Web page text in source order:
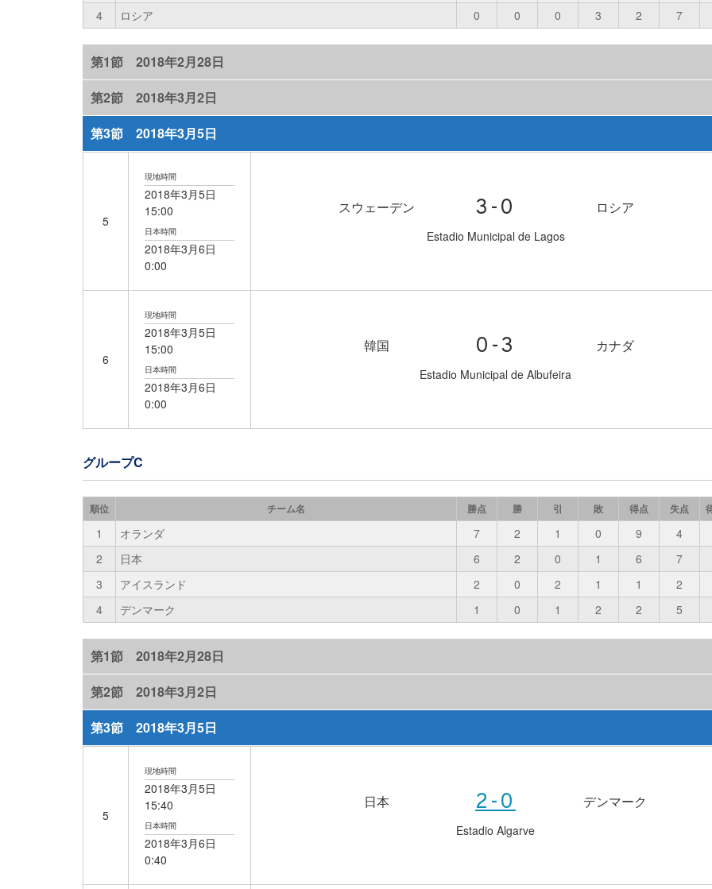
4
ロシア 0 0 0 3 2 7
第1節 2018年2月28日
第2節 2018年3月2日
第3節 2018年3月5日
5
現地時間
2018年3月5日
15:00
日本時間
2018年3月6日
0:00
スウェーデン 3-0 ロシア
Estadio Municipal de Lagos
6
現地時間
2018年3月5日
15:00
日本時間
2018年3月6日
0:00
韓国 0-3 カナダ
Estadio Municipal de Albufeira
グループC
順位 チーム名 勝点 勝 引 敗 得点 失点
1 オランダ 7 2 1 0 9 4
2
日本 6 2 0 1 6 7
3
アイスランド 2 0 2 1 1 2
4
デンマーク 1 0 1 2 2 5
第1節 2018年2月28日
第2節 2018年3月2日
第3節 2018年3月5日
5
現地時間
2018年3月5日
15:40
日本時間
2018年3月6日
0:40
日本 2-0 デンマーク
Estadio Algarve